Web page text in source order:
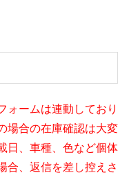
ォームは連動しており
場合の在庫確認は大変
日、車種、色など個体
合、返信を差し控えさ